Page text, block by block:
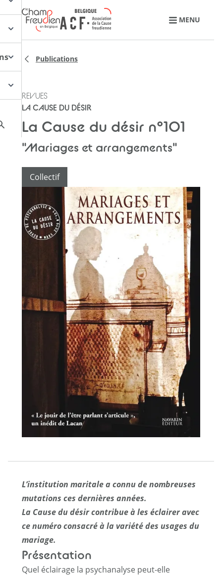
Retourner à l'accueil
MENU
Publications
REVUES
LA CAUSE DU DÉSIR
La Cause du désir n°101
"Mariages et arrangements"
Collectif
L’institution maritale a connu de nombreuses
mutations ces dernières années.
La Cause du désir contribue à les éclairer avec
ce numéro consacré à la variété des usages du
mariage.
Présentation
Quel éclairage la psychanalyse peut-elle